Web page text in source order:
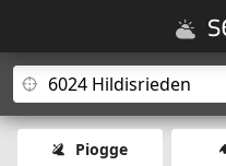
Piogge